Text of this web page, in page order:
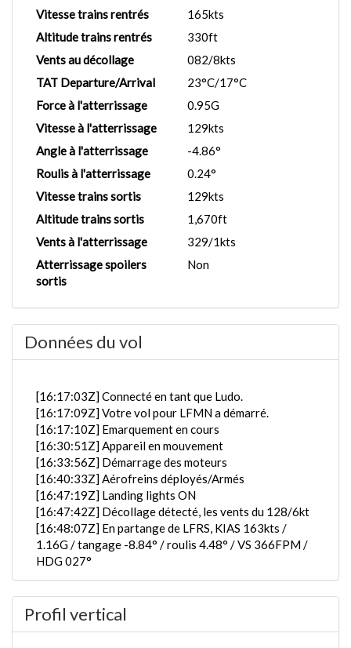
Vitesse trains rentrés
165kts
Altitude trains rentrés
330ft
Vents au décollage
082/8kts
TAT Departure/Arrival
23°C/17°C
Force à l'atterrissage
0.95G
Vitesse à l'atterrissage
129kts
Angle à l'atterrissage
-4.86°
Roulis à l'atterrissage
0.24°
Vitesse trains sortis
129kts
Altitude trains sortis
1,670ft
Vents à l'atterrissage
329/1kts
Atterrissage spoilers
sortis
Non
Données du vol
[16:17:03Z] Connecté en tant que Ludo.
[16:17:09Z] Votre vol pour LFMN a démarré.
[16:17:10Z] Emarquement en cours
[16:30:51Z] Appareil en mouvement
[16:33:56Z] Démarrage des moteurs
[16:40:33Z] Aérofreins déployés/Armés
[16:47:19Z] Landing lights ON
[16:47:42Z] Décollage détecté, les vents du 128/6kt
[16:48:07Z] En partange de LFRS, KIAS 163kts /
1.16G / tangage -8.84° / roulis 4.48° / VS 366FPM /
HDG 027°
[16:48:15Z] trains rentrés / KIAS 165kts / GS 171kts
/ ALT 330ft
[16:48:30Z] L'appareil en montée / KIAS 159kts / GS
Profil vertical